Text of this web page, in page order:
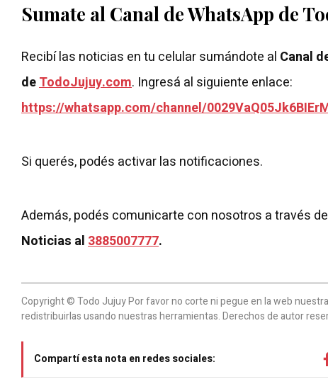
Sumate al Canal de WhatsApp de
Recibí las noticias en tu celular sumándote al Canal
deTodoJujuy.com. Ingresá al siguiente enlace:
https://whatsapp.com/channel/
Si querés, podés activar las notificaciones.
Además, podés comunicarte con nosotros a través
Noticias al3885007777.
Copyright © Todo Jujuy Por favor no corte ni pegue en la web
redistribuirlas usando nuestras herramientas. Derechos de autor
Compartí esta nota en redes sociales: